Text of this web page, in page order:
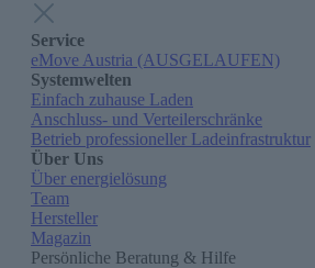
Service
eMove Austria (AUSGELAUFEN)
Systemwelten
Einfach zuhause Laden
Anschluss- und Verteilerschränke
Betrieb professioneller Ladeinfrastruktur
Über Uns
Über energielösung
Team
Hersteller
Magazin
Persönliche Beratung & Hilfe